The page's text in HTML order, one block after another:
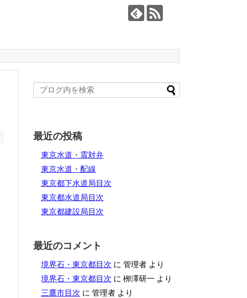
最近の投稿
東京水道・震対弁
東京水道・配線
東京都下水道局目次
東京都水道局目次
東京都建設局目次
最近のコメント
境界石・東京都目次 に 管理者 より
境界石・東京都目次 に 栁澤研一 より
三鷹市目次 に 管理者 より